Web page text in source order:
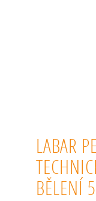
LABAR
BĚLENÍ